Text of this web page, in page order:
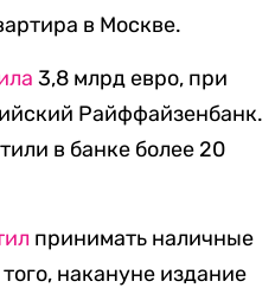
в Москве.
3,8 млрд евро, при
Райффайзенбанк.
в банке более 20
принимать наличные
накануне издание